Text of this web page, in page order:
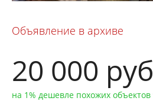
Объявление в архиве
20 000 руб
на 1% дешевле похожих объектов